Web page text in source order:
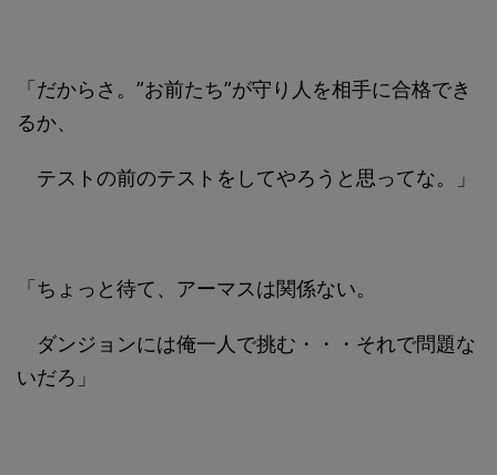
「だからさ。”お前たち”が守り人を相手に合格でき
るか、
テストの前のテストをしてやろうと思ってな。」
「ちょっと待て、アーマスは関係ない。
ダンジョンには俺一人で挑む・・・それで問題な
いだろ」